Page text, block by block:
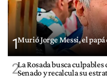
1Murió Jorge Messi, el
2La Rosada busca
Senado y recalcula su